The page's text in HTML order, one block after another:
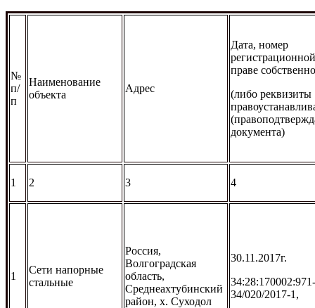
№
п/
п
Наименование
объекта
Адрес
Дата, номер
праве
(либо реквизиты
документа)
1 2 3 4
1
Сети напорные
стальные
Россия,
Волгоградская
область,
Среднеахтубинский
район, х. Суходол
30.11.2017г.
34:28:170002:971-
34/020/2017-1,